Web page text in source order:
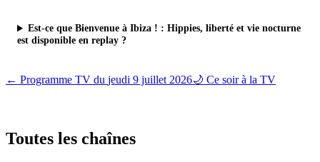
Est-ce que Bienvenue à Ibiza ! : Hippies, liberté et vie nocturne
est disponible en replay ?
← Programme TV du jeudi 9 juillet 2026🌙 Ce soir à la TV
Toutes les chaînes